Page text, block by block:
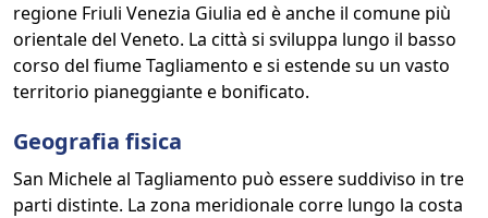
regione Friuli Venezia Giulia ed è anche il comune più
orientale del Veneto. La città si sviluppa lungo il basso
corso del fiume Tagliamento e si estende su un vasto
territorio pianeggiante e bonificato.
Geografia fisica
San Michele al Tagliamento può essere suddiviso in tre
parti distinte. La zona meridionale corre lungo la costa